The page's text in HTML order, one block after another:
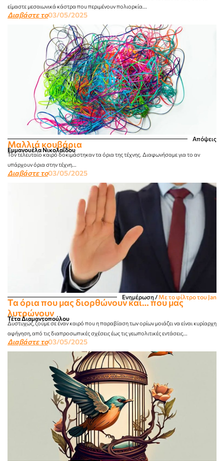
είμαστε μεσαιωνικά κάστρα που περιμένουν πολιορκία...
Διαβάστε το03/05/2025
Απόψεις
Μαλλιά κουβάρια
Εμμανουέλα Νικολαΐδου
Τον τελευταίο καιρό δοκιμάστηκαν τα όρια της τέχνης. Διαφωνήσαμε για το αν
υπάρχουν όρια στην τέχνη...
Διαβάστε το03/05/2025
Ενημέρωση / Με το φίλτρο του Jan
Τα όρια που μας διορθώνουν και… που μας
λυτρώνουν
Τέτα Διαμαντοπούλου
Δυστυχώς, ζούμε σε έναν καιρό που η παραβίαση των ορίων μοιάζει να είναι κυρίαρχη
αφήγηση, από τις διαπροσωπικές σχέσεις έως τις γεωπολιτικές εντάσεις...
Διαβάστε το03/05/2025